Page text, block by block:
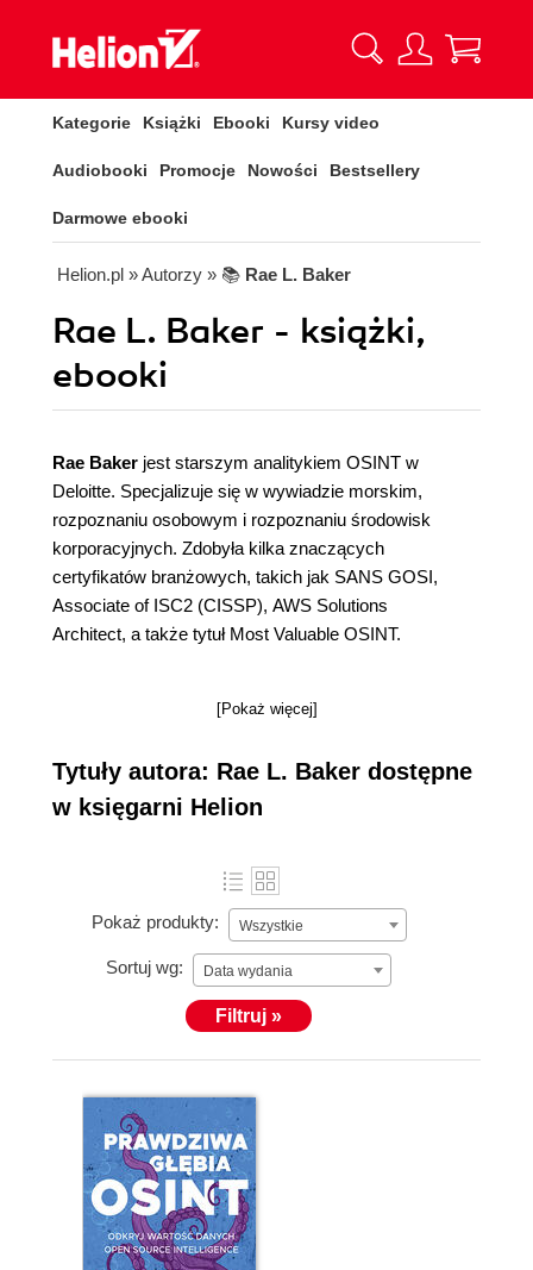
Kategorie Książki Ebooki Kursy video
Audiobooki Promocje Nowości Bestsellery
Darmowe ebooki
Helion.pl » Autorzy » 📚 Rae L. Baker
Rae L. Baker - książki,
ebooki
Rae Baker jest starszym analitykiem OSINT w
Deloitte. Specjalizuje się w wywiadzie morskim,
rozpoznaniu osobowym i rozpoznaniu środowisk
korporacyjnych. Zdobyła kilka znaczących
certyfikatów branżowych, takich jak SANS GOSI,
Associate of ISC2 (CISSP), AWS Solutions
Architect, a także tytuł Most Valuable OSINT.
[Pokaż więcej]
Tytuły autora: Rae L. Baker dostępne
w księgarni Helion
Pokaż produkty: Wszystkie
Sortuj wg: Data wydania
Filtruj »